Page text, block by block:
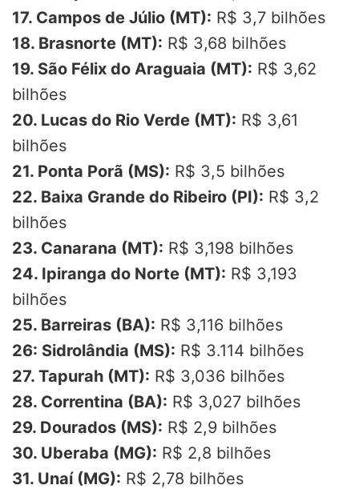
17. Campos de Júlio (MT): R$ 3,7 bilhões
18. Brasnorte (MT): R$ 3,68 bilhões
19. São Félix do Araguaia (MT): R$ 3,62
bilhões
20. Lucas do Rio Verde (MT): R$ 3,61
bilhões
21. Ponta Porã (MS): R$ 3,5 bilhões
22. Baixa Grande do Ribeiro (PI): R$ 3,2
bilhões
23. Canarana (MT): R$ 3,198 bilhões
24. Ipiranga do Norte (MT): R$ 3,193
bilhões
25. Barreiras (BA): R$ 3,116 bilhões
26: Sidrolândia (MS): R$ 3.114 bilhões
27. Tapurah (MT): R$ 3,036 bilhões
28. Correntina (BA): R$ 3,027 bilhões
29. Dourados (MS): R$ 2,9 bilhões
30. Uberaba (MG): R$ 2,8 bilhões
31. Unaí (MG): R$ 2,78 bilhões